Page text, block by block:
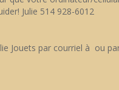
Julie 514 928-6012
Jouets par courriel à ou